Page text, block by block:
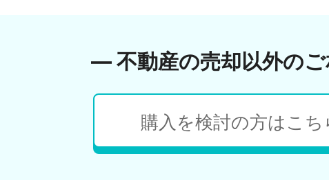
― 不動産の売却以外の
購入を検討の方はこち